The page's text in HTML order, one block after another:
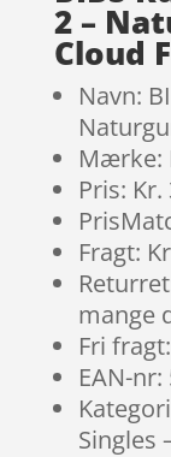
2 –
Cloud
Navn:
Mærke:
Pris: Kr.
Fragt:
mange
Fri
EAN-
Singles